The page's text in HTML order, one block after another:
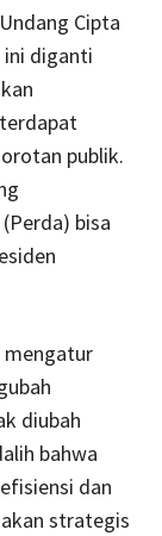
Cipta
ini diganti
publik.
bisa
mengatur
diubah
bahwa
dan
strategis